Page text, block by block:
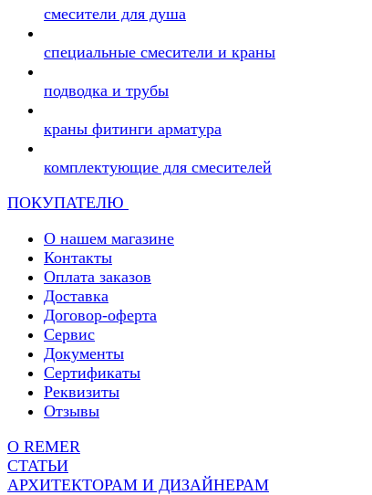
смесители для душа
специальные смесители и краны
подводка и трубы
краны фитинги арматура
комплектующие для смесителей
ПОКУПАТЕЛЮ
О нашем магазине
Контакты
Оплата заказов
Доставка
Договор-оферта
Сервис
Документы
Сертификаты
Реквизиты
Отзывы
О REMER
СТАТЬИ
АРХИТЕКТОРАМ И ДИЗАЙНЕРАМ